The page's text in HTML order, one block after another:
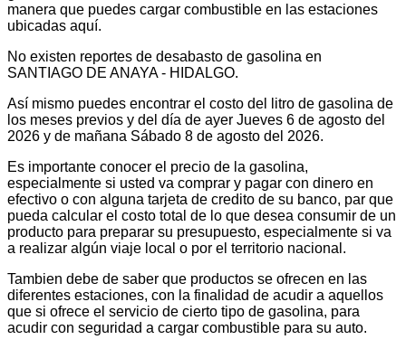
manera que puedes cargar combustible en las estaciones
ubicadas aquí.
No existen reportes de desabasto de gasolina en
SANTIAGO DE ANAYA - HIDALGO.
Así mismo puedes encontrar el costo del litro de gasolina de
los meses previos y del día de ayer Jueves 6 de agosto del
2026 y de mañana Sábado 8 de agosto del 2026.
Es importante conocer el precio de la gasolina,
especialmente si usted va comprar y pagar con dinero en
efectivo o con alguna tarjeta de credito de su banco, par que
pueda calcular el costo total de lo que desea consumir de un
producto para preparar su presupuesto, especialmente si va
a realizar algún viaje local o por el territorio nacional.
Tambien debe de saber que productos se ofrecen en las
diferentes estaciones, con la finalidad de acudir a aquellos
que si ofrece el servicio de cierto tipo de gasolina, para
acudir con seguridad a cargar combustible para su auto.